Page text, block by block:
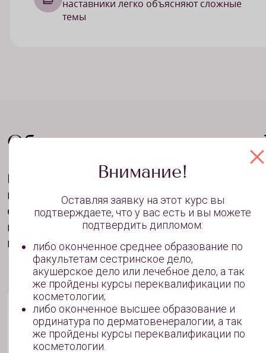
наставники легко объясняют сложные
темы
Обучение для разных
В зависимости от ваших целей вы можете
подобрать для себя оптимальный курс
обучения. Если вы хотите получить
максимальное количество знаний,
портфолио - выбирайте обучение
Базовый
Курсы контурной пластики
Обучение базовым навыкам для быстрого входа в
индустрию красоты. Вы получите практические
Внимание!
Оставляя заявку на этот курс вы
подтверждаете, что у вас есть и вы можете
подтвердить дипломом:
либо оконченное среднее образование по
факультетам сестринское дело,
акушерское дело или лечебное дело, а так
же пройдены курсы переквалификации по
косметологии;
либо оконченное высшее образование и
ординатура по дерматовенералогии, а так
же пройдены курсы переквалификации по
косметологии.